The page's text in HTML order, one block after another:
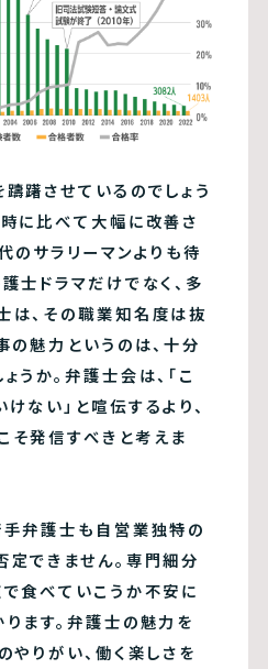
躇させているのでしょう
に比べて大幅に改善さ
のサラリーマンよりも待
士ドラマだけでなく、多
は、その職業知名度は抜
の魅力というのは、十分
うか。弁護士会は、「こ
ない」と喧伝するより、
そ発信すべきと考えま
手弁護士も自営業独特の
できません。専門細分
食べていこうか不安に
ます。弁護士の魅力を
やりがい、働く楽しさを